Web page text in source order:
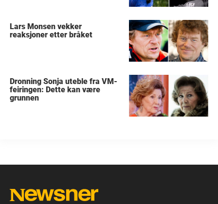
Lars Monsen vekker
reaksjoner etter bråket
Dronning Sonja uteble fra VM-
feiringen: Dette kan være
grunnen